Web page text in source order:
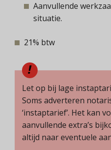
Aanvullende
situatie.
21% btw
Let op bij lage
Soms adverteren
‘instaptarief’. Het kan
aanvullende extra’s
altijd naar eventuele